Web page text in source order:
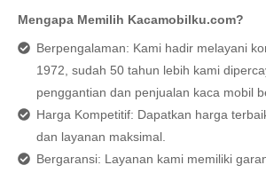
Mengapa Memilih Kacamobilku.com?
Berpengalaman: Kami hadir melayani
1972, sudah 50 tahun lebih kami
penggantian dan penjualan kaca mobil
Harga Kompetitif: Dapatkan harga
dan layanan maksimal.
Bergaransi: Layanan kami memiliki